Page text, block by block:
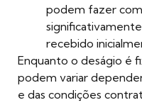
podem fazer
recebido
Enquanto o deságio é
podem variar
e das condições